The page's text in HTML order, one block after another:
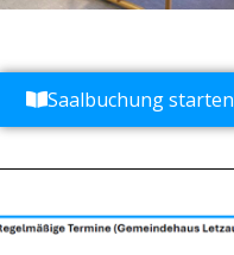
Saalbuchung starten